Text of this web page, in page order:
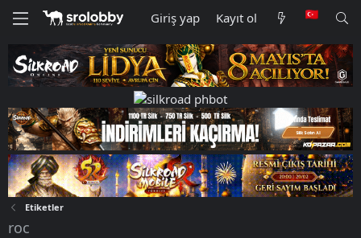
Giriş yap Kayıt ol
Etiketler
roc